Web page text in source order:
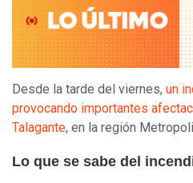
Desde la tarde del viernes, un
provocando importantes
Talagante, en la región
Lo que se sabe del